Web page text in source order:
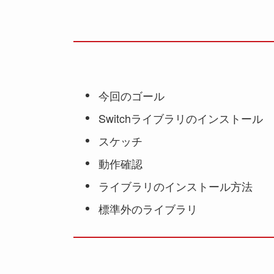
今回のゴール
Switchライブラリのインストール
スケッチ
動作確認
ライブラリのインストール方法
標準外のライブラリ